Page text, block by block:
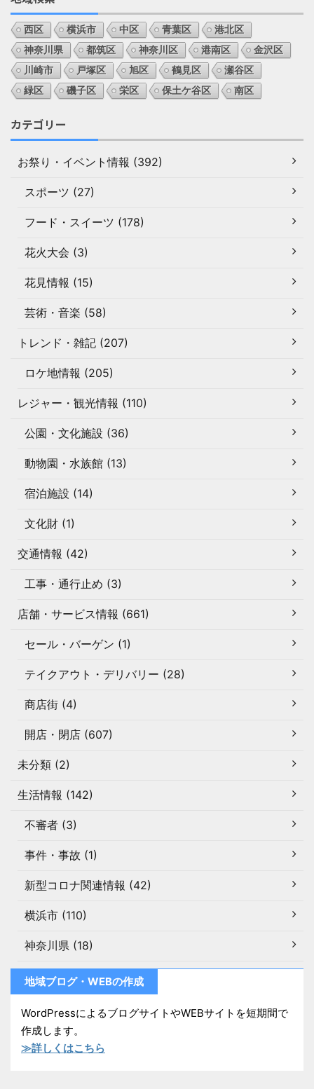
西区 横浜市 中区 青葉区
港北区
神奈川県
都筑区 神奈川区 港南区
金沢区
川崎市
戸塚区 旭区 鶴見区
瀬谷区
緑区
磯子区 栄区 保土ケ谷区 南区
カテゴリー
お祭り・イベント情報 (392)
スポーツ (27)
フード・スイーツ (178)
花火大会 (3)
花見情報 (15)
芸術・音楽 (58)
トレンド・雑記 (207)
ロケ地情報 (205)
レジャー・観光情報 (110)
公園・文化施設 (36)
動物園・水族館 (13)
宿泊施設 (14)
文化財 (1)
交通情報 (42)
工事・通行止め (3)
店舗・サービス情報 (661)
セール・バーゲン (1)
テイクアウト・デリバリー (28)
商店街 (4)
開店・閉店 (607)
未分類 (2)
生活情報 (142)
不審者 (3)
事件・事故 (1)
新型コロナ関連情報 (42)
横浜市 (110)
神奈川県 (18)
地域ブログ・WEBの作成
WordPressによるブログサイトやWEBサイトを短期間で
作成します。
≫詳しくはこちら